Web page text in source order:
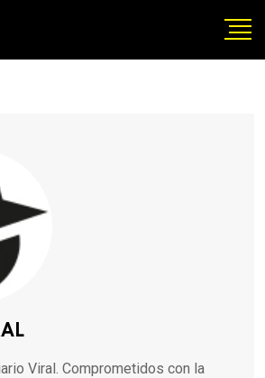
Viral. Comprometidos con la